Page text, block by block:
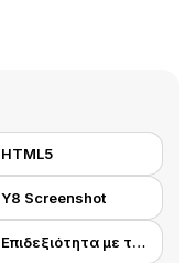
HTML5
Y8 Screenshot
Επιδεξιότητα με το ποντίκι